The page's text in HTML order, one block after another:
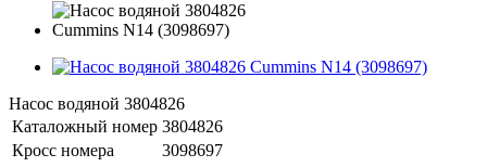
Насос водяной 3804826
Каталожный номер 3804826
Кросс номера
3098697